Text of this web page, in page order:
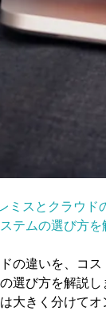
ミスとクラウド
テムの選び方を
の違いを、コ
選び方を解説し
大きく分けて